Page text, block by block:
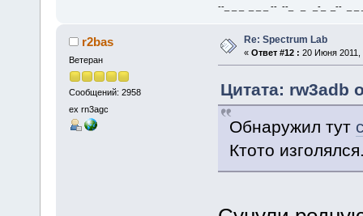
--_ _ _ _ _ _ -- --_ _ _-_ _-- _ _
r2bas
Ветеран
Сообщений: 2958
ex rn3agc
Re: Spectrum Lab
« Ответ #12 : 20 Июня 2011,
Цитата: rw3adb
Обнаружил тут
Ктото